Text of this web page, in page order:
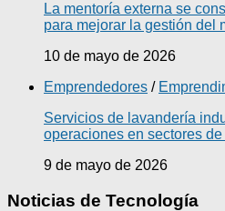
La mentoría externa se
para mejorar la gestión del
10 de mayo de 2026
Emprendedores /
Servicios de lavandería
operaciones en sectores
9 de mayo de 2026
Noticias de Tecnología